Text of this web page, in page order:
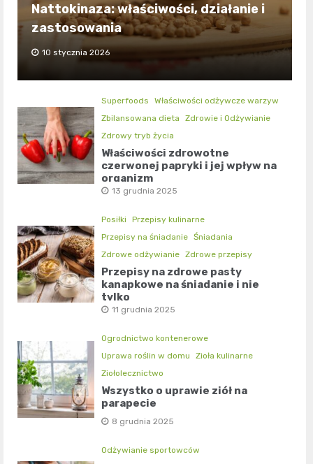
Nattokinaza: właściwości, działanie i
zastosowania
10 stycznia 2026
Superfoods
Właściwości odżywcze warzyw
Zbilansowana dieta
Zdrowie i Odżywianie
Zdrowy tryb życia
Właściwości zdrowotne
czerwonej papryki i jej wpływ na
organizm
13 grudnia 2025
Posiłki
Przepisy kulinarne
Przepisy na śniadanie Śniadania
Zdrowe odżywianie Zdrowe przepisy
Przepisy na zdrowe pasty
kanapkowe na śniadanie i nie
tylko
11 grudnia 2025
Ogrodnictwo kontenerowe
Uprawa roślin w domu
Zioła kulinarne
Ziołolecznictwo
Wszystko o uprawie ziół na
parapecie
8 grudnia 2025
Odżywianie sportowców